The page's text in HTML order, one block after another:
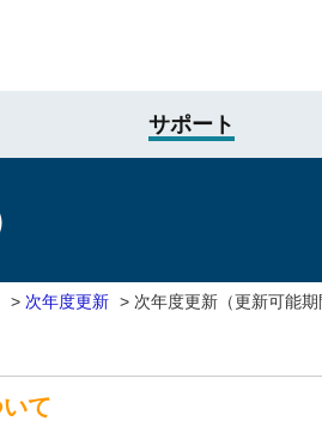
サポート
> 次年度更新 > 次年度更新（更新可能
て